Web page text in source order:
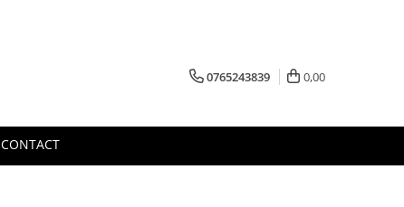
0765243839 0,00
CONTACT